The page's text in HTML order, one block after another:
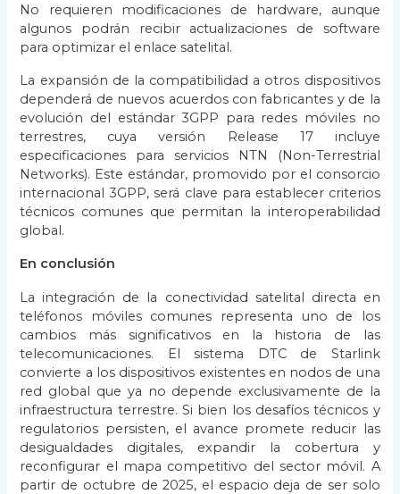
No requieren modificaciones de hardware, aunque
algunos podrán recibir actualizaciones de software
para optimizar el enlace satelital.
La expansión de la compatibilidad a otros dispositivos
dependerá de nuevos acuerdos con fabricantes y de la
evolución del estándar 3GPP para redes móviles no
terrestres, cuya versión Release 17 incluye
especificaciones para servicios NTN (Non-Terrestrial
Networks). Este estándar, promovido por el consorcio
internacional 3GPP, será clave para establecer criterios
técnicos comunes que permitan la interoperabilidad
global.
En conclusión
La integración de la conectividad satelital directa en
teléfonos móviles comunes representa uno de los
cambios más significativos en la historia de las
telecomunicaciones. El sistema DTC de Starlink
convierte a los dispositivos existentes en nodos de una
red global que ya no depende exclusivamente de la
infraestructura terrestre. Si bien los desafíos técnicos y
regulatorios persisten, el avance promete reducir las
desigualdades digitales, expandir la cobertura y
reconfigurar el mapa competitivo del sector móvil. A
partir de octubre de 2025, el espacio deja de ser solo